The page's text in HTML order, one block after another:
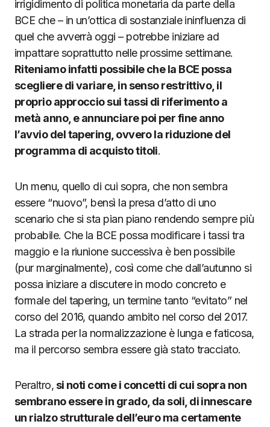
irrigidimento di politica monetaria da parte della
BCE che – in un’ottica di sostanziale ininfluenza di
quel che avverrà oggi – potrebbe iniziare ad
impattare soprattutto nelle prossime settimane.
Riteniamo infatti possibile che la BCE possa
scegliere di variare, in senso restrittivo, il
proprio approccio sui tassi di riferimento a
metà anno, e annunciare poi per fine anno
l’avvio del tapering, ovvero la riduzione del
programma di acquisto titoli.
Un menu, quello di cui sopra, che non sembra
essere “nuovo”, bensì la presa d’atto di uno
scenario che si sta pian piano rendendo sempre più
probabile. Che la BCE possa modificare i tassi tra
maggio e la riunione successiva è ben possibile
(pur marginalmente), così come che dall’autunno si
possa iniziare a discutere in modo concreto e
formale del tapering, un termine tanto “evitato” nel
corso del 2016, quando ambito nel corso del 2017.
La strada per la normalizzazione è lunga e faticosa,
ma il percorso sembra essere già stato tracciato.
Peraltro, si noti come i concetti di cui sopra non
sembrano essere in grado, da soli, di innescare
un rialzo strutturale dell’euro ma certamente